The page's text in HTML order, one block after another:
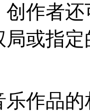
创作者
或指
作品